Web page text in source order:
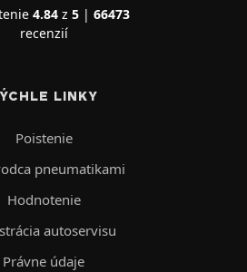
4.84z 5| 66473
recenzií
LINKY
Poistenie
pneumatikami
Hodnotenie
autoservisu
Právne údaje